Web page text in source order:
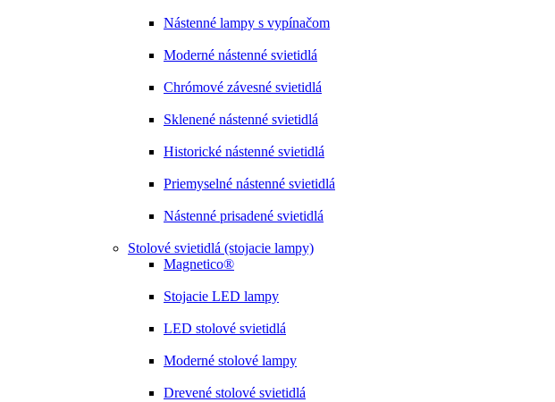
Nástenné lampy s vypínačom
Moderné nástenné svietidlá
Chrómové závesné svietidlá
Sklenené nástenné svietidlá
Historické nástenné svietidlá
Priemyselné nástenné svietidlá
Nástenné prisadené svietidlá
Stolové svietidlá (stojacie lampy)
Magnetico®
Stojacie LED lampy
LED stolové svietidlá
Moderné stolové lampy
Drevené stolové svietidlá